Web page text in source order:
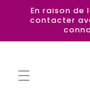
passer
En raison de
contacter